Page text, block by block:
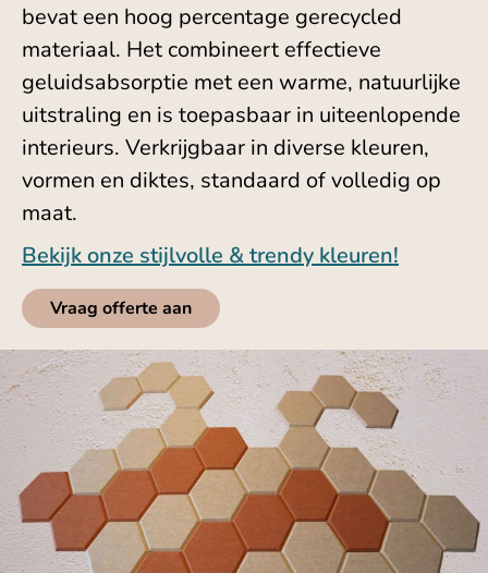
bevat een hoog percentage gerecycled
materiaal. Het combineert effectieve
geluidsabsorptie met een warme, natuurlijke
uitstraling en is toepasbaar in uiteenlopende
interieurs. Verkrijgbaar in diverse kleuren,
vormen en diktes, standaard of volledig op
maat.
Bekijk onze stijlvolle & trendy kleuren!
Vraag offerte aan